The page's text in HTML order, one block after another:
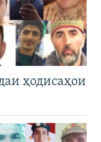
ҳодисаҳои